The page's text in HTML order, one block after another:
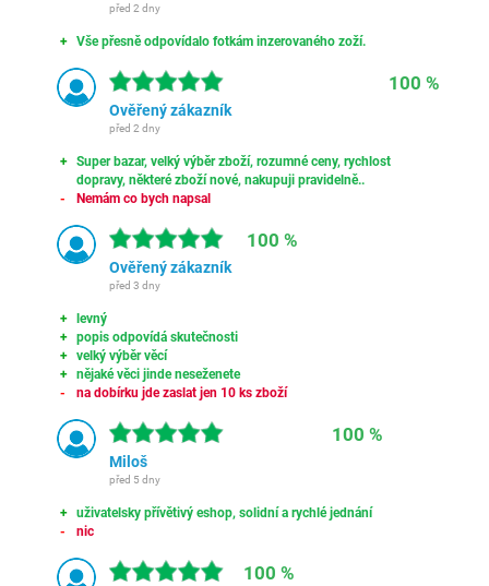
před 2 dny
Vše přesně odpovídalo fotkám inzerovaného zoží.
100 %
Ověřený zákazník
před 2 dny
Super bazar, velký výběr zboží, rozumné ceny, rychlost
dopravy, některé zboží nové, nakupuji pravidelně..
Nemám co bych napsal
100 %
Ověřený zákazník
před 3 dny
levný
popis odpovídá skutečnosti
velký výběr věcí
nějaké věci jinde neseženete
na dobírku jde zaslat jen 10 ks zboží
100 %
Miloš
před 5 dny
uživatelsky přívětivý eshop, solidní a rychlé jednání
nic
100 %